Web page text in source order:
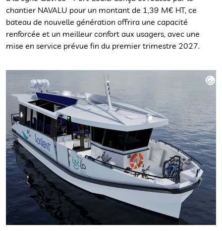
chantier NAVALU pour un montant de 1,39 M€ HT, ce
bateau de nouvelle génération offrira une capacité
renforcée et un meilleur confort aux usagers, avec une
mise en service prévue fin du premier trimestre 2027.